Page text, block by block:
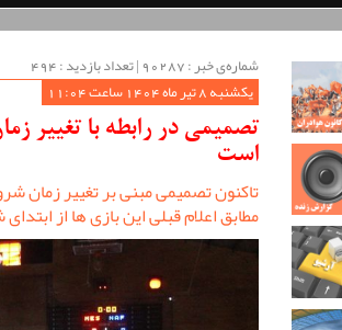
شماره‌ی خبر : ‌90287 | تعداد بازدید : 494
یکشنبه 8 تیر ماه 1404 ساعت 11:04
تصمیمی در رابطه با تغییر
است
تاکنون تصمیمی مبنی بر تغییر زمان
مطابق اعلام قبلی این بازی ها از